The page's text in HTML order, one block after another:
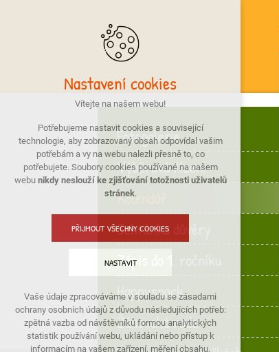
Nastavení cookies
Vítejte na našem webu!
Potřebujeme nastavit cookies a související
technologie, aby zobrazovaný obsah odpovídal vašim
potřebám a vy na webu nalezli přesně to, co
potřebujete. Soubory cookies používané na našem
webu nikdy neslouží ke zjišťování totožnosti uživatelů
stránek.
PŘIJMOUT VŠECHNY COOKIES
NASTAVIT
Technická cookies
nutná pro provozování webu
udržení kontextu stránek (session):
případná přihlášení, volby jazyka, apod.
Vaše údaje zpracováváme v souladu se zásadami
ochrany osobních údajů z důvodu následujících potřeb:
zpětná vazba od návštěvníků formou analytických
statistik používání webu, ukládání nebo přístup k
informacím na vašem zařízení, měření obsahu,
Fotogalerie
Výběrová řízení
Kalendář
Schránka důvěry
Zápis do 1. ročníku
Happysnack
Žákovská rada